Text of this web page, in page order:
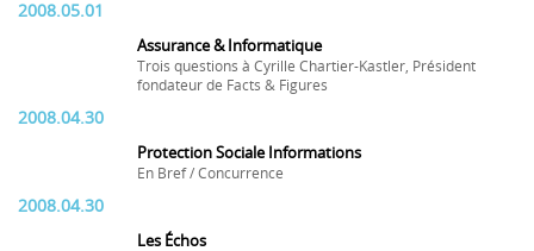
2008.05.01
Assurance & Informatique
Trois questions à Cyrille Chartier-Kastler, Président
fondateur de Facts & Figures
2008.04.30
Protection Sociale Informations
En Bref / Concurrence
2008.04.30
Les Échos